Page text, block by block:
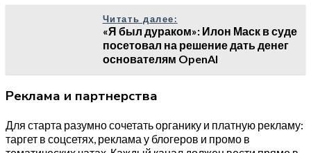
Читать далее:
«Я был дураком»: Илон Маск в суде
посетовал на решение дать денег
основателям OpenAI
Реклама и партнерства
Для старта разумно сочетать органику и платную рекламу:
таргет в соцсетях, реклама у блогеров и промо в